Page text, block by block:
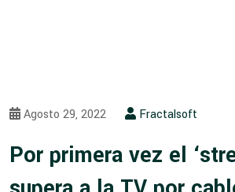
Agosto 29, 2022 Fractalsoft
Por primera vez el